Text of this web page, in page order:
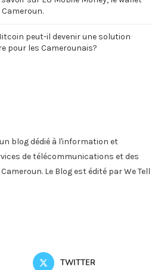
peut-il devenir une solution
pour les Camerounais?
blog dédié à l'information et
de télécommunications et des
Le Blog est édité par We Tell
TWITTER